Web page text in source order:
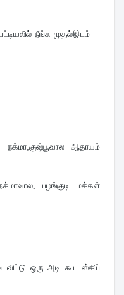
நீங்க முதல்இடம்
ஆதாயம்
பழங்குடி மக்கள்
ஒரு அடி கூட ஸ்கிப்